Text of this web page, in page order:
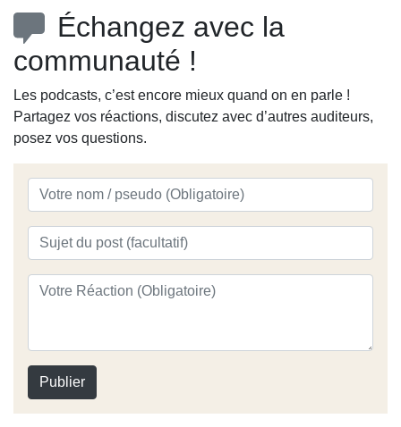
Échangez avec la
communauté !
Les podcasts, c’est encore mieux quand on en parle !
Partagez vos réactions, discutez avec d’autres auditeurs,
posez vos questions.
Publier